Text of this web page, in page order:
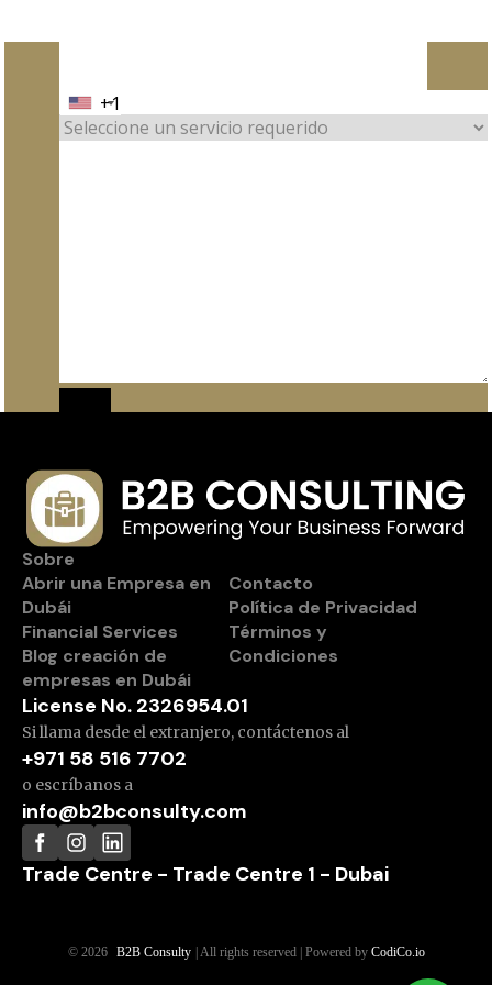
+1
Sobre
Abrir una Empresa en
Dubái
Financial Services
Blog creación de
empresas en Dubái
Contacto
Política de Privacidad
Términos y
Condiciones
License No. 2326954.01
Si llama desde el extranjero, contáctenos al
+971 58 516 7702
o escríbanos a
info@b2bconsulty.com
Trade Centre - Trade Centre 1 - Dubai
© 2026 B2B Consulty | All rights reserved | Powered by CodiCo.io